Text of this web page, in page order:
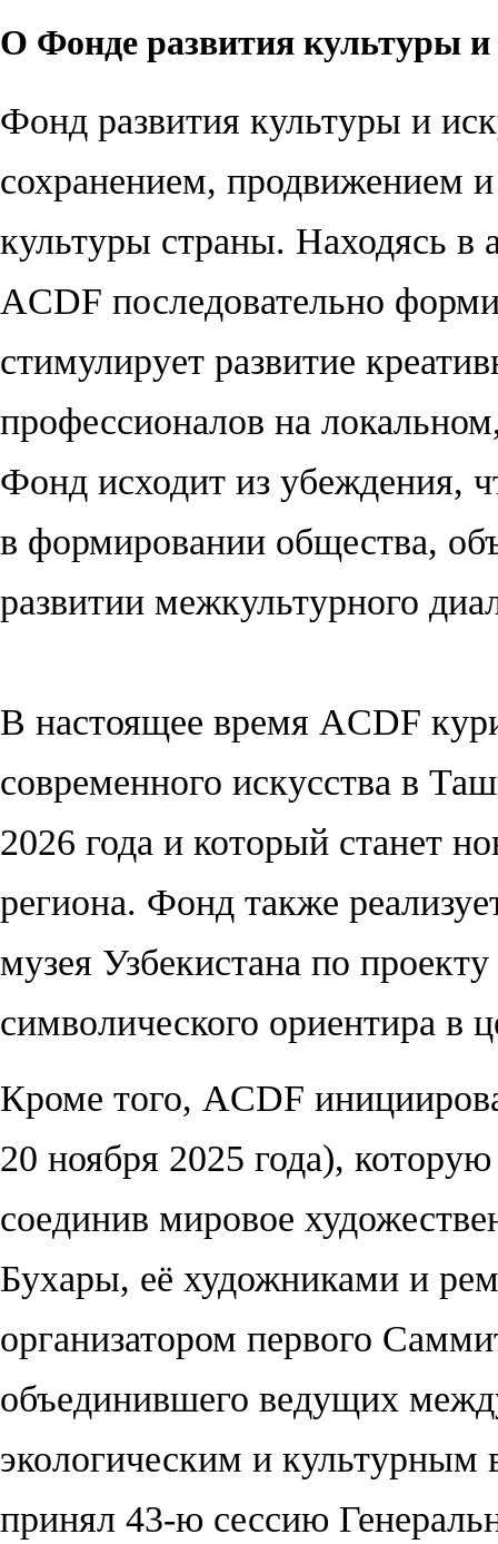
О Фонде развития культуры и
Фонд развития культуры и
сохранением, продвижением и
культуры страны. Находясь в
ACDF последовательно
стимулирует развитие
профессионалов на
Фонд исходит из убеждения,
в формировании общества,
развитии межкультурного
В настоящее время ACDF
современного искусства в
2026 года и который станет
региона. Фонд также
музея Узбекистана по
символического ориентира в
Кроме того, ACDF
20 ноября 2025 года),
соединив мировое
Бухары, её художниками и
организатором первого
объединившего ведущих
экологическим и
принял 43-ю сессию